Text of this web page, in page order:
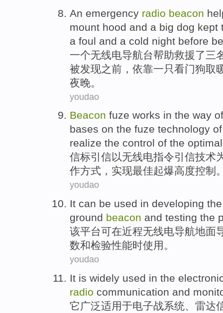
An emergency radio beacon
mount hood and a big dog kept
a foul and a cold night before
一个无线电导航台帮助救援了三
被发现之前 ，依靠一 只看门狗取
夜晚 。
youdao
Beacon fuze works in the way
bases on the fuze technology of
realize the control of the
信标引信以无线电指令引信技术
作方式 ， 实现最佳起爆高度控制
youdao
It can be used in developing
ground beacon and testing the
该平台可在近程无线电导航地面
数和检验性能时使用 。
youdao
It is widely used in the
radio communication and
它广泛适用于电子战系统、 雷达